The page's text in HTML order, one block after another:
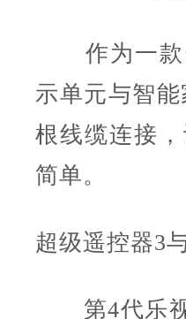
作为一款
示单元与智
根线缆连接
简单。
超级遥控器3
第4代乐视